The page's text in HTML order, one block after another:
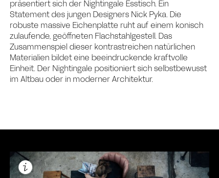
präsentiert sich der Nightingale Esstisch. Ein
Statement des jungen Designers Nick Pyka. Die
robuste massive Eichenplatte ruht auf einem konisch
zulaufende, geöffneten Flachstahlgestell. Das
Zusammenspiel dieser kontrastreichen natürlichen
Materialien bildet eine beeindruckende kraftvolle
Einheit. Der Nightingale positioniert sich selbstbewusst
im Altbau oder in moderner Architektur.